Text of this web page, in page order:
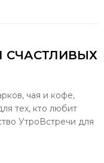
СЧАСТЛИВЫХ
чая и кофе,
тех, кто любит
УтроВстречи для